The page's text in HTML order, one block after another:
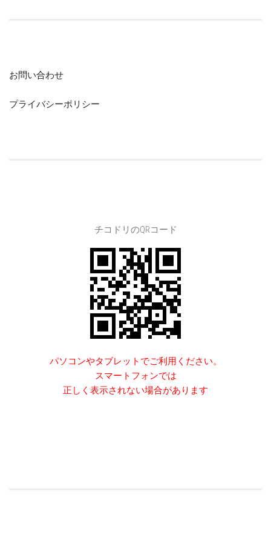
お問い合わせ
プライバシーポリシー
チコドリのQRコード
パソコンやタブレットでご利用ください。
スマートフォンでは
正しく表示されない場合があります